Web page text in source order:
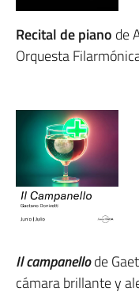
Recital de piano de
Orquesta
Il campanellode
cámara brillante y